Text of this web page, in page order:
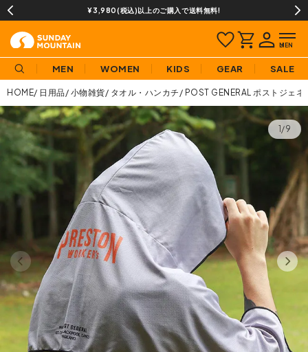
¥3,980(税込)以上のご購入で送料無料!
MEN WOMEN KIDS GEAR SALE
HOME 日用品 小物雑貨 タオル・ハンカチ POST GENERAL ポストジェ
1/9